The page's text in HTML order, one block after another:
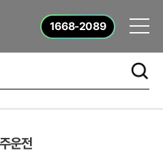
1668-2089
운전